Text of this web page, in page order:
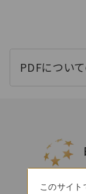
PDFについ
このサイ